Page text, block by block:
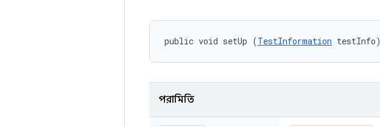
public void setUp (TestInformation testInfo)
পরামিতি